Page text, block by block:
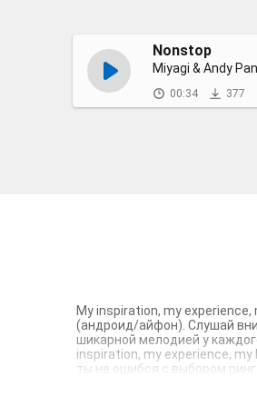
Nonstop
Miyagi & Andy
00:34 377
My inspiration, my
(андроид/айфон). Слушай
шикарной мелодией у
inspiration, my experience,
ты не ошибся с выбором
звонка. Соловей - mp3 и m4r